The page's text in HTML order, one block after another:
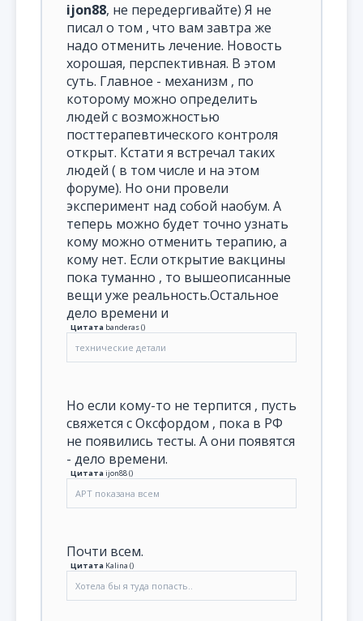
ijon88, не передергивайте) Я не
писал о том , что вам завтра же
надо отменить лечение. Новость
хорошая, перспективная. В этом
суть. Главное - механизм , по
которому можно определить
людей с возможностью
посттерапевтического контроля
открыт. Кстати я встречал таких
людей ( в том числе и на этом
форуме). Но они провели
эксперимент над собой наобум. А
теперь можно будет точно узнать
кому можно отменить терапию, а
кому нет. Если открытие вакцины
пока туманно , то вышеописанные
вещи уже реальность.Остальное
дело времени и
Цитата banderas()
технические детали
Но если кому-то не терпится , пусть
свяжется с Оксфордом , пока в РФ
не появились тесты. А они появятся
- дело времени.
Цитатаijon88()
АРТ показана всем
Почти всем.
Цитата Kalina ()
Хотела бы я туда попасть..